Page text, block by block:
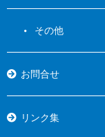
その他
お問合せ
リンク集